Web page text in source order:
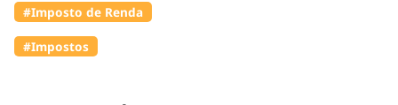
#Imposto de Renda
#Impostos